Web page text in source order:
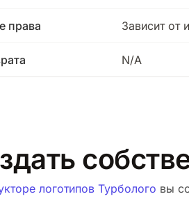
права Зависит от
N/A
логотипов Турболого вы